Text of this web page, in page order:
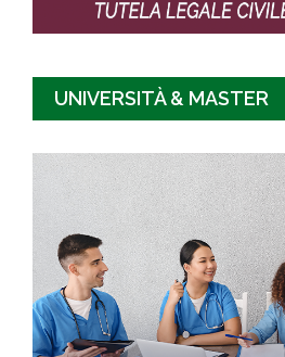
UNIVERSITÀ & MASTER